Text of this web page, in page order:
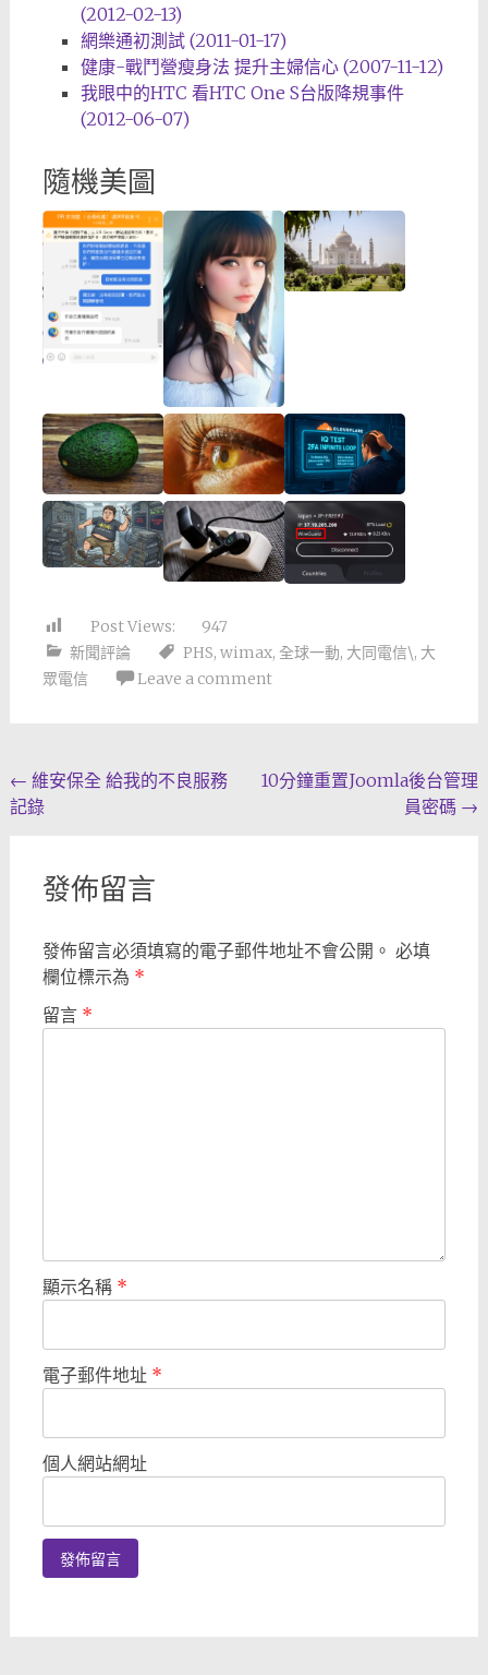
(2012-02-13)
網樂通初測試 (2011-01-17)
健康-戰鬥營瘦身法 提升主婦信心 (2007-11-12)
我眼中的HTC 看HTC One S台版降規事件
(2012-06-07)
隨機美圖
Post Views:
947
新聞評論
PHS, wimax, 全球一動, 大同電信\, 大
眾電信
Leave a comment
Post
navigation
← 維安保全 給我的不良服務
記錄
10分鐘重置Joomla後台管理
員密碼 →
發佈留言
發佈留言必須填寫的電子郵件地址不會公開。 必填
欄位標示為 *
留言 *
顯示名稱 *
電子郵件地址 *
個人網站網址